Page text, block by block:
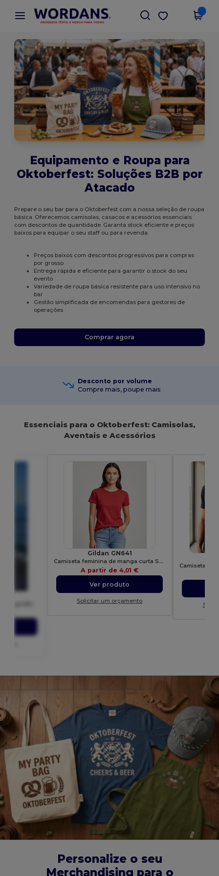
× App Wordans
Melhores preços na app!
Obter app
Equipamento e Roupa para
Oktoberfest: Soluções B2B por
Atacado
Prepare o seu bar para o Oktoberfest com a nossa seleção de roupa
básica. Oferecemos camisolas, casacos e acessórios essenciais
com descontos de quantidade. Garanta stock eficiente e preços
baixos para equipar o seu staff ou para revenda.
Preços baixos com descontos progressivos para compras
por grosso
Entrega rápida e eficiente para garantir o stock do seu
evento
Variedade de roupa básica resistente para uso intensivo no
bar
Gestão simplificada de encomendas para gestores de
operações
Comprar agora
Desconto por volume
Compre mais, poupe mais
Essenciais para o Oktoberfest: Camisolas,
Aventais e Acessórios
Gildan GN641
Camiseta feminina de manga curta Softstyle
A partir de4,01 €
Ver produto
Solicitar um orçamento
Personalize o seu
Merchandising para o